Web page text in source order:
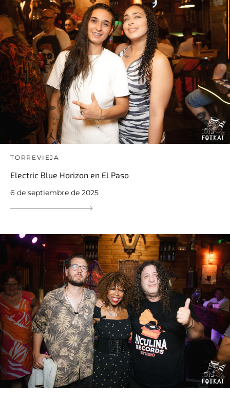
TORREVIEJA
Electric Blue Horizon en El Paso
6 de septiembre de 2025